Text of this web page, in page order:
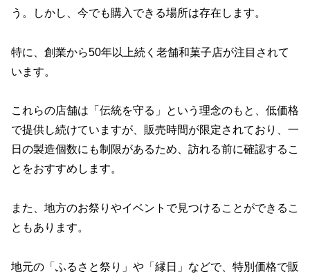
う。しかし、今でも購入できる場所は存在します。
特に、創業から50年以上続く老舗和菓子店が注目されて
います。
これらの店舗は「伝統を守る」という理念のもと、低価格
で提供し続けていますが、販売時間が限定されており、一
日の製造個数にも制限があるため、訪れる前に確認するこ
とをおすすめします。
また、地方のお祭りやイベントで見つけることができるこ
ともあります。
地元の「ふるさと祭り」や「縁日」などで、特別価格で販